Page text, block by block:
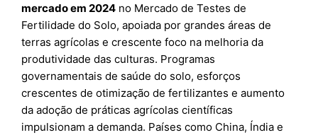
mercado em 2024 no Mercado de Testes de
Fertilidade do Solo, apoiada por grandes áreas de
terras agrícolas e crescente foco na melhoria da
produtividade das culturas. Programas
governamentais de saúde do solo, esforços
crescentes de otimização de fertilizantes e aumento
da adoção de práticas agrícolas científicas
impulsionam a demanda. Países como China, Índia e